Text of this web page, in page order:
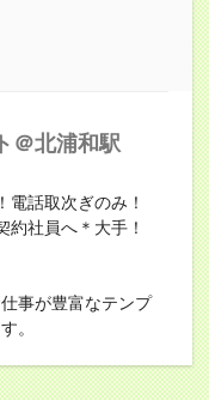
＠北浦和駅
話取次ぎのみ！
社員へ＊大手！
事が豊富なテンプ
。